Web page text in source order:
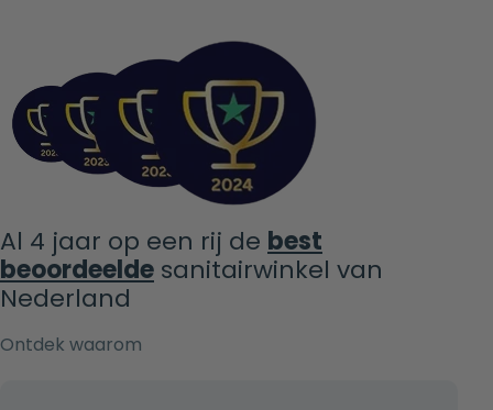
Al 4 jaar op een rij de best
beoordeelde sanitairwinkel van
Nederland
Ontdek waarom